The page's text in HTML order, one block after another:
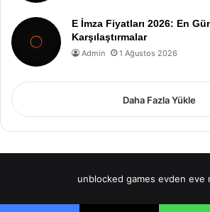
E İmza Fiyatları 2026: En
Karşılaştırmalar
Admin 1 Ağustos 2026
Daha Fazla Yükle
unblocked games evden eve